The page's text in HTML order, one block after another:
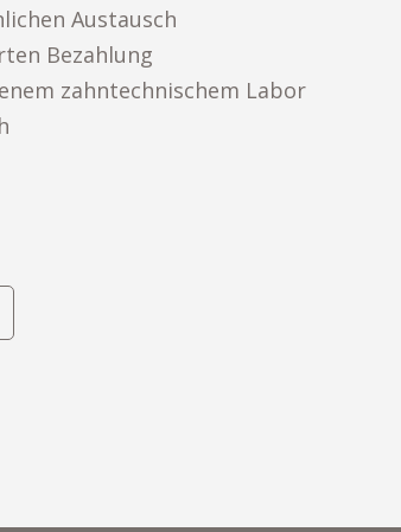
Austausch
Bezahlung
zahntechnischem Labor